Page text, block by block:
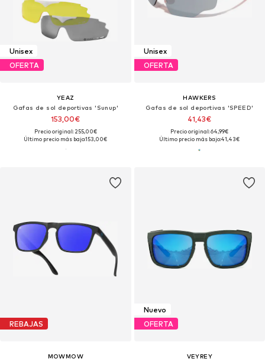
Unisex
OFERTA
YEAZ
Gafas de sol deportivas 'Sunup'
153,00€
Precio original: 255,00€
Último precio más bajo:153,00€
Unisex
OFERTA
HAWKERS
Gafas de sol deportivas 'SPEED'
41,43€
Precio original: 64,99€
Último precio más bajo:41,43€
REBAJAS
MOWMOW
Nuevo
OFERTA
VEYREY